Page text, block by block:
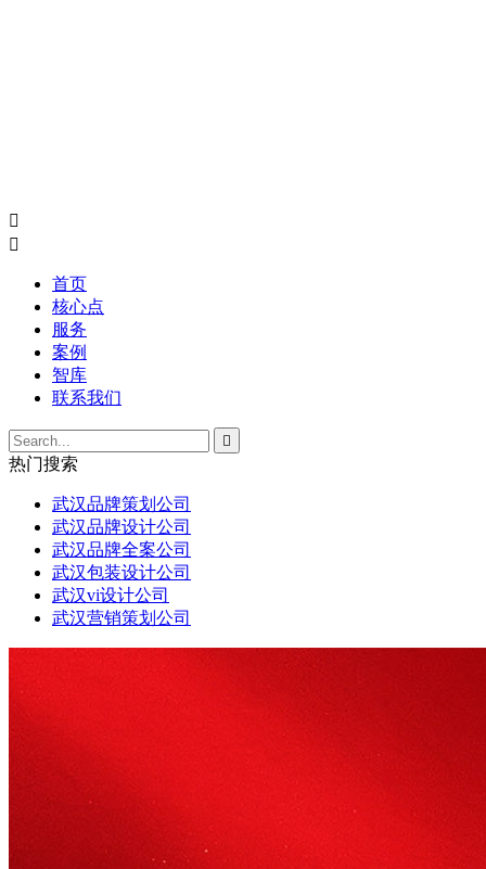


首页
核心点
服务
案例
智库
联系我们

热门搜索
武汉品牌策划公司
武汉品牌设计公司
武汉品牌全案公司
武汉包装设计公司
武汉vi设计公司
武汉营销策划公司